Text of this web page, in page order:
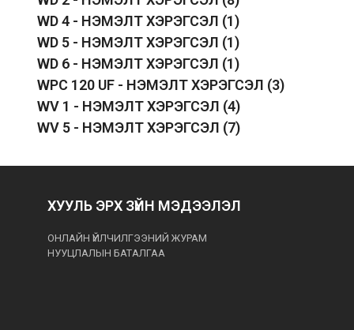
WD 4 - НЭМЭЛТ ХЭРЭГСЭЛ (1)
WD 5 - НЭМЭЛТ ХЭРЭГСЭЛ (1)
WD 6 - НЭМЭЛТ ХЭРЭГСЭЛ (1)
WPC 120 UF - НЭМЭЛТ ХЭРЭГСЭЛ (3)
WV 1 - НЭМЭЛТ ХЭРЭГСЭЛ (4)
WV 5 - НЭМЭЛТ ХЭРЭГСЭЛ (7)
ХУУЛЬ ЭРХ ЗҮЙН МЭДЭЭЛЭЛ
ОНЛАЙН ҮЙЛЧИЛГЭЭНИЙ ЖУРАМ
НУУЦЛАЛЫН БАТАЛГАА